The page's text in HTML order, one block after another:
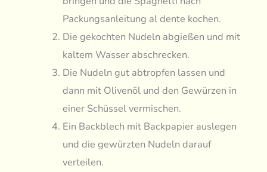
Packungsanleitung al dente kochen.
Die gekochten Nudeln abgießen und mit
kaltem Wasser abschrecken.
Die Nudeln gut abtropfen lassen und
dann mit Olivenöl und den Gewürzen in
einer Schüssel vermischen.
Ein Backblech mit Backpapier auslegen
und die gewürzten Nudeln darauf
verteilen.